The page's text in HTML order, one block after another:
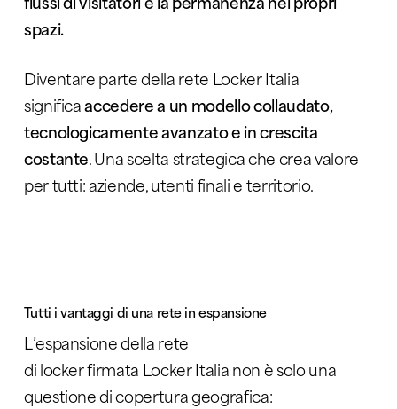
spazi.
Diventare parte della rete Locker Italia
significaaccedere a un modello collaudato,
tecnologicamente avanzato e in crescita
costante. Una scelta strategica che crea valore
per tutti: aziende, utenti finali e territorio.
Tutti ivantaggi di una rete in espansione
L’espansione della rete
di locker firmata Locker Italia non è solo una
questione di copertura geografica: